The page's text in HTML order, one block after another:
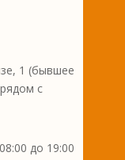
1 (бывшее
с
до 19:00